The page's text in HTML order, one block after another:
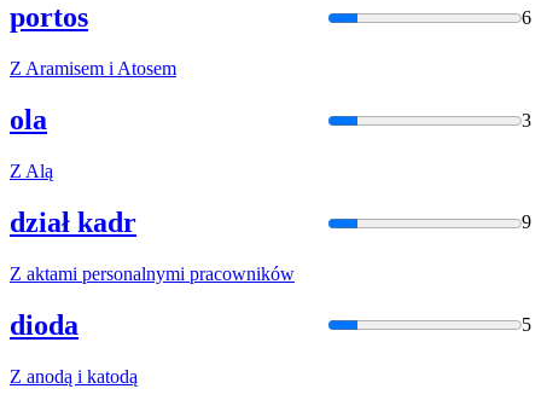
portos 6
Z Aramisem i Atosem
ola 3
Z Alą
dział kadr 9
Z aktami personalnymi pracowników
dioda 5
Z anodą i katodą